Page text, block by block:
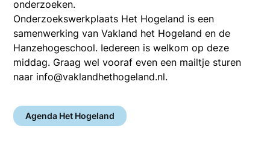
onderzoeken.
Onderzoekswerkplaats Het Hogeland is een
samenwerking van Vakland het Hogeland en de
Hanzehogeschool. Iedereen is welkom op deze
middag. Graag wel vooraf even een mailtje sturen
naar info@vaklandhethogeland.nl.
Agenda Het Hogeland